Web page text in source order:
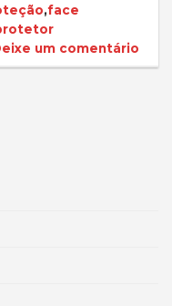
,face
um comentário